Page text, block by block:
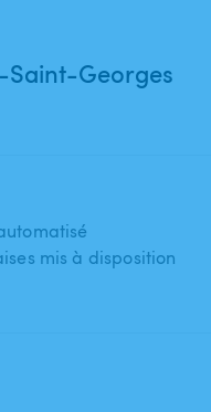
Saint-Georges
mis à disposition